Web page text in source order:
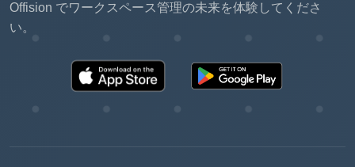
Offision でワークスペース管理の未来を体験してくださ
い。